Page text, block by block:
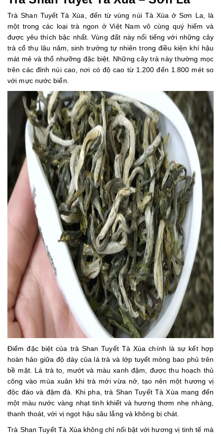
Trà Shan Tuyết Tà Xùa, đến từ vùng núi Tà Xùa ở Sơn La, là
một trong các loại trà ngon ở Việt Nam vô cùng quý hiếm và
được yêu thích bậc nhất. Vùng đất này nổi tiếng với những cây
trà cổ thụ lâu năm, sinh trưởng tự nhiên trong điều kiện khí hậu
mát mẻ và thổ nhưỡng đặc biệt. Những cây trà này thường mọc
trên các đỉnh núi cao, nơi có độ cao từ 1.200 đến 1.800 mét so
với mực nước biển.
Điểm đặc biệt của trà Shan Tuyết Tà Xùa chính là sự kết hợp
hoàn hảo giữa độ dày của lá trà và lớp tuyết mỏng bao phủ trên
bề mặt. Lá trà to, mướt và màu xanh đậm, được thu hoạch thủ
công vào mùa xuân khi trà mới vừa nở, tạo nên một hương vị
độc đáo và đậm đà. Khi pha, trà Shan Tuyết Tà Xùa mang đến
một màu nước vàng nhạt tinh khiết và hương thơm nhẹ nhàng,
thanh thoát, với vị ngọt hậu sâu lắng và không bị chát.
Trà Shan Tuyết Tà Xùa không chỉ nổi bật với hương vị tinh tế mà